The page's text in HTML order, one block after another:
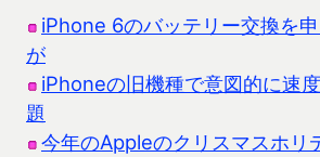
iPhone 6のバッテリー交換を
が
iPhoneの旧機種で意図的に速
題
今年のAppleのクリスマスホリ